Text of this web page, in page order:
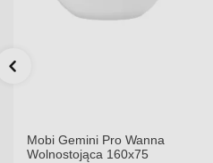
Mobi Gemini Pro Wanna
Wolnostojąca 160x75